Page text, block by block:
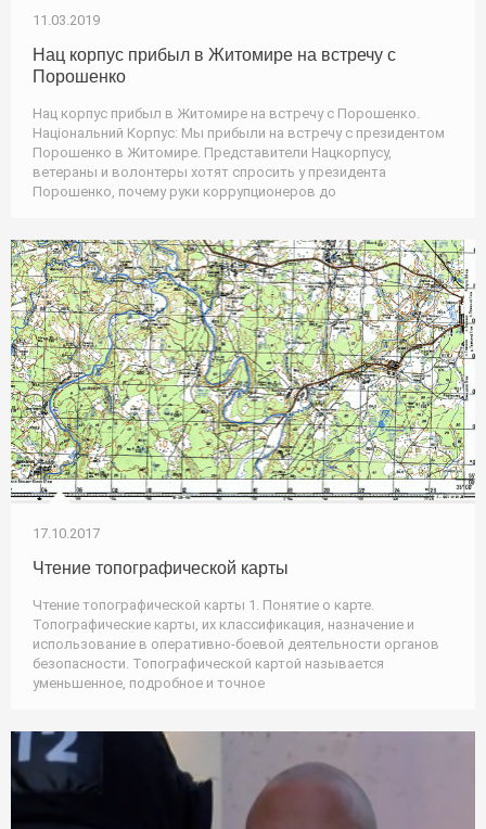
11.03.2019
Нац корпус прибыл в Житомире на встречу с
Порошенко
Нац корпус прибыл в Житомире на встречу с Порошенко.
Національний Корпус: Мы прибыли на встречу с президентом
Порошенко в Житомире. Представители Нацкорпусу,
ветераны и волонтеры хотят спросить у президента
Порошенко, почему руки коррупционеров до
17.10.2017
Чтение топографической карты
Чтение топографической карты 1. Понятие о карте.
Топографические карты, их классификация, назначение и
использование в оперативно-боевой деятельности органов
безопасности. Топографической картой называется
уменьшенное, подробное и точное